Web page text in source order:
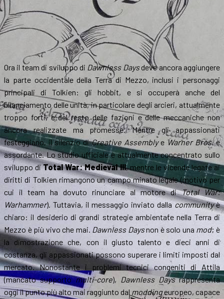
Ora il team di sviluppo di Dawnless Daysdeve ancora aggiungere
la parte occidentale della Terra di Mezzo, inclusi i personaggi
principali di Tolkien: gli hobbit, e si occuperà anche del
bilanciamento delle unità, in particolare degli arcieri, attualmente
troppo forti, e del resto delle fazioni e delle meccaniche non
ancora realizzate ma promesse. Mentre gli appassionati
festeggiano, il silenzio diCreative Assemblye Warner Bros.è
assordante. Lo studio ufficiale è attualmente concentrato sullo
sviluppo diTotal War: Medieval III, mentre le vicende legate ai
diritti di Tolkien rimangono un campo minato legale (motivo per
cui il team ha dovuto rinunciare al motore diTotal War:
Warhammer). Tuttavia, il messaggio inviato dalla communityè
chiaro: il desiderio di grandi strategie ambientate nella Terra di
Mezzo è più vivo che mai. Dawnless Daysnon è solo una mod; è
la dimostrazione che, con il giusto talento e dieci anni di
costanza, gli appassionati possono superare i limiti imposti dal
mercato. Nonostante i problemi tecnici congeniti di Attila
(mancato supportomulti-core), Dawnless Daysrappresenta
oggi il punto più alto mai raggiunto dal moddingeuropeo, capace